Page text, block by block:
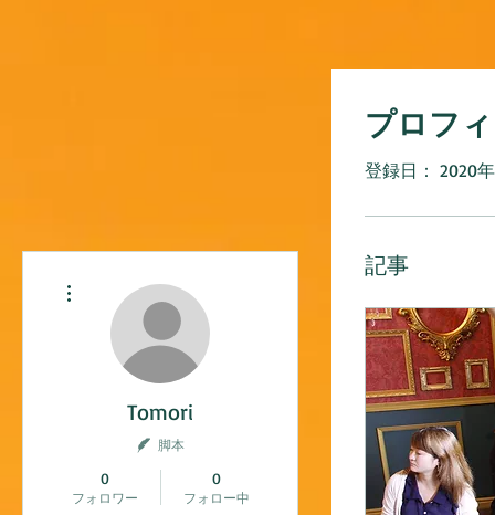
プロフ
登録日： 2020
記事
Tomori
脚本
0
フォロワー
0
フォロー中